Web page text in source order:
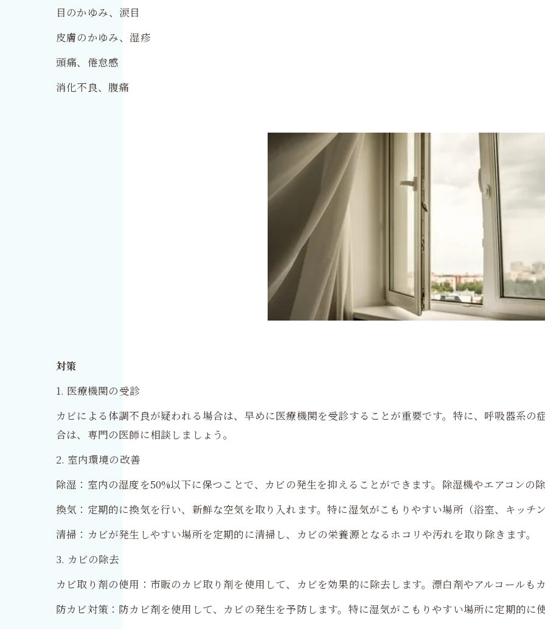
目のかゆみ、涙目
皮膚のかゆみ、湿疹
頭痛、倦怠感
消化不良、腹痛
対策
1. 医療機関の受診
カビによる体調不良が疑われる場合は、早めに医療機関を受診することが重要です。特に、呼吸器系の
合は、専門の医師に相談しましょう。
2. 室内環境の改善
除湿：室内の湿度を50%以下に保つことで、カビの発生を抑えることができます。除湿機やエアコンの
換気：定期的に換気を行い、新鮮な空気を取り入れます。特に湿気がこもりやすい場所（浴室、キッチ
清掃：カビが発生しやすい場所を定期的に清掃し、カビの栄養源となるホコリや汚れを取り除きます。
3. カビの除去
カビ取り剤の使用：市販のカビ取り剤を使用して、カビを効果的に除去します。漂白剤やアルコールもカ
防カビ対策：防カビ剤を使用して、カビの発生を予防します。特に湿気がこもりやすい場所に定期的に